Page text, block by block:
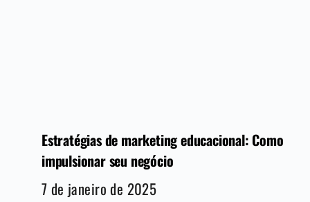
Estratégias de marketing educacional: Como
impulsionar seu negócio
7 de janeiro de 2025